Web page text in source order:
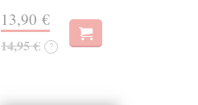
13,90 €
14,95 € ?